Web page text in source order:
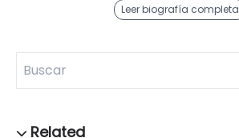
Leer biografía completa